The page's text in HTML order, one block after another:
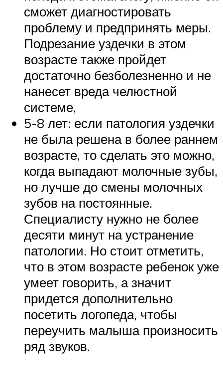
сможет диагностировать
проблему и предпринять меры.
Подрезание уздечки в этом
возрасте также пройдет
достаточно безболезненно и не
нанесет вреда челюстной
системе,
5-8 лет: если патология уздечки
не была решена в более раннем
возрасте, то сделать это можно,
когда выпадают молочные зубы,
но лучше до смены молочных
зубов на постоянные.
Специалисту нужно не более
десяти минут на устранение
патологии. Но стоит отметить,
что в этом возрасте ребенок уже
умеет говорить, а значит
придется дополнительно
посетить логопеда, чтобы
переучить малыша произносить
ряд звуков.